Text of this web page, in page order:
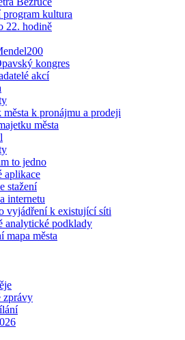
program kultura
22. hodině
kongres
akcí
města k pronájmu a prodeji
města
to jedno
aplikace
stažení
internetu
vyjádření k existující síti
analytické podklady
mapa města
zprávy